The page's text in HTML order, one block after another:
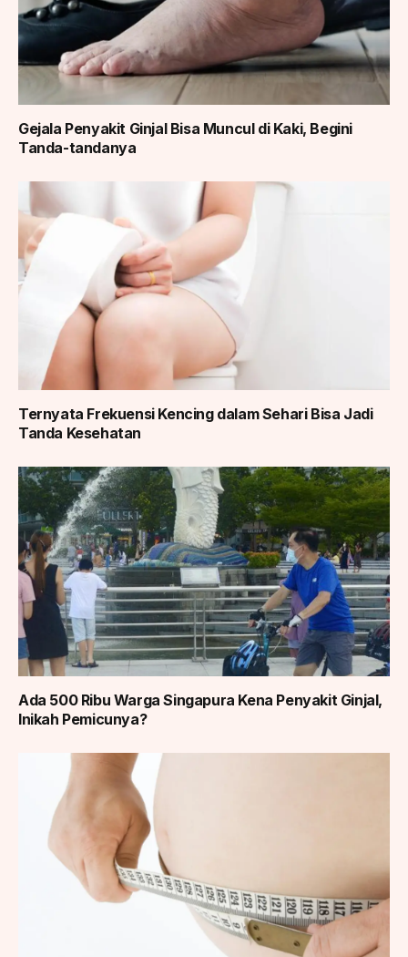
Gejala Penyakit Ginjal Bisa Muncul di Kaki, Begini
Tanda-tandanya
Ternyata Frekuensi Kencing dalam Sehari Bisa Jadi
Tanda Kesehatan
Ada 500 Ribu Warga Singapura Kena Penyakit Ginjal,
Inikah Pemicunya?